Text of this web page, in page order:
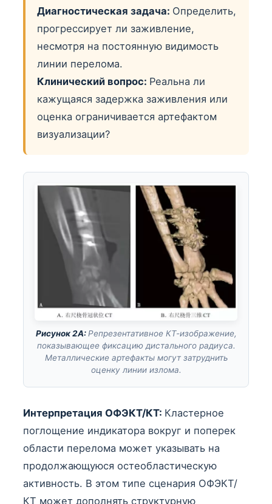
Диагностическая задача: Определить,
прогрессирует ли заживление,
несмотря на постоянную видимость
линии перелома.
Клинический вопрос: Реальна ли
кажущаяся задержка заживления или
оценка ограничивается артефактом
визуализации?
Рисунок 2А:Репрезентативное КТ-изображение,
показывающее фиксацию дистального радиуса.
Металлические артефакты могут затруднить
оценку линии излома.
Интерпретация ОФЭКТ/КТ: Кластерное
поглощение индикатора вокруг и поперек
области перелома может указывать на
продолжающуюся остеобластическую
активность. В этом типе сценария ОФЭКТ/
КТ может дополнять структурную